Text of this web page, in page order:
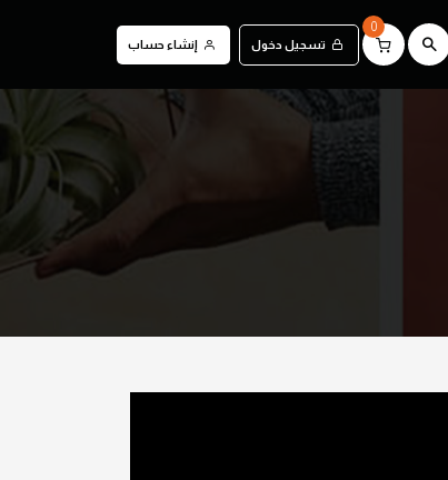
0
تسجيل دخول إنشاء حساب